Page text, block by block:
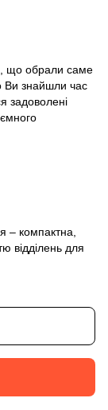
що обрали саме
знайшли час
задоволені
– компактна,
відділень для